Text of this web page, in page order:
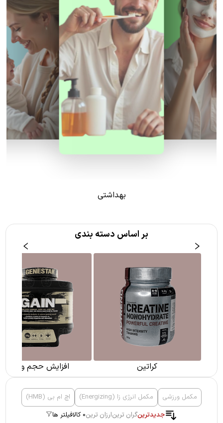
بهداشتی
بر اساس دسته بندی
کراتین افزایش حجم و وزن
مکمل ورزشی مکمل انرژی زا (Energizing)
اچ ام بی (HMB)
جدیدترینگران ترینارزان ترین0 کالا فیلتر ها